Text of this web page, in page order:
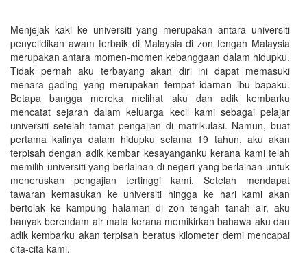
Menjejak kaki ke universiti yang merupakan antara universiti
penyelidikan awam terbaik di Malaysia di zon tengah Malaysia
merupakan antara momen-momen kebanggaan dalam hidupku.
Tidak pernah aku terbayang akan diri ini dapat memasuki
menara gading yang merupakan tempat idaman ibu bapaku.
Betapa bangga mereka melihat aku dan adik kembarku
mencatat sejarah dalam keluarga kecil kami sebagai pelajar
universiti setelah tamat pengajian di matrikulasi. Namun, buat
pertama kalinya dalam hidupku selama 19 tahun, aku akan
terpisah dengan adik kembar kesayanganku kerana kami telah
memilih universiti yang berlainan di negeri yang berlainan untuk
meneruskan pengajian tertinggi kami. Setelah mendapat
tawaran kemasukan ke universiti hingga ke hari kami akan
bertolak ke kampung halaman di zon tengah tanah air, aku
banyak berendam air mata kerana memikirkan bahawa aku dan
adik kembarku akan terpisah beratus kilometer demi mencapai
cita-cita kami.